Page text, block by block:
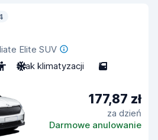
Elite SUV
Brak klimatyzacji 5
177,87 zł
za dzień
Darmowe anulowanie